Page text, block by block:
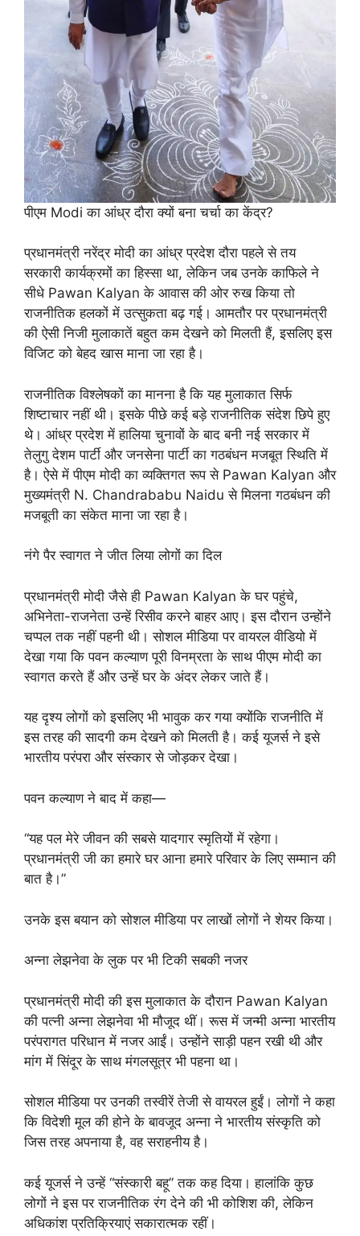
पीएम Modi का आंध्र दौरा क्यों बना चर्चा का केंद्र?
प्रधानमंत्री नरेंद्र मोदी का आंध्र प्रदेश दौरा पहले से तय
सरकारी कार्यक्रमों का हिस्सा था, लेकिन जब उनके काफिले ने
सीधे Pawan Kalyan के आवास की ओर रुख किया तो
राजनीतिक हलकों में उत्सुकता बढ़ गई। आमतौर पर प्रधानमंत्री
की ऐसी निजी मुलाकातें बहुत कम देखने को मिलती हैं, इसलिए इस
विजिट को बेहद खास माना जा रहा है।
राजनीतिक विश्लेषकों का मानना है कि यह मुलाकात सिर्फ
शिष्टाचार नहीं थी। इसके पीछे कई बड़े राजनीतिक संदेश छिपे हुए
थे। आंध्र प्रदेश में हालिया चुनावों के बाद बनी नई सरकार में
तेलुगु देशम पार्टी और जनसेना पार्टी का गठबंधन मजबूत स्थिति में
है। ऐसे में पीएम मोदी का व्यक्तिगत रूप से Pawan Kalyan और
मुख्यमंत्री N. Chandrababu Naidu से मिलना गठबंधन की
मजबूती का संकेत माना जा रहा है।
नंगे पैर स्वागत ने जीत लिया लोगों का दिल
प्रधानमंत्री मोदी जैसे ही Pawan Kalyan के घर पहुंचे,
अभिनेता-राजनेता उन्हें रिसीव करने बाहर आए। इस दौरान उन्होंने
चप्पल तक नहीं पहनी थी। सोशल मीडिया पर वायरल वीडियो में
देखा गया कि पवन कल्याण पूरी विनम्रता के साथ पीएम मोदी का
स्वागत करते हैं और उन्हें घर के अंदर लेकर जाते हैं।
यह दृश्य लोगों को इसलिए भी भावुक कर गया क्योंकि राजनीति में
इस तरह की सादगी कम देखने को मिलती है। कई यूजर्स ने इसे
भारतीय परंपरा और संस्कार से जोड़कर देखा।
पवन कल्याण ने बाद में कहा—
“यह पल मेरे जीवन की सबसे यादगार स्मृतियों में रहेगा।
प्रधानमंत्री जी का हमारे घर आना हमारे परिवार के लिए सम्मान की
बात है।”
उनके इस बयान को सोशल मीडिया पर लाखों लोगों ने शेयर किया।
अन्ना लेझनेवा के लुक पर भी टिकी सबकी नजर
प्रधानमंत्री मोदी की इस मुलाकात के दौरान Pawan Kalyan
की पत्नी अन्ना लेझनेवा भी मौजूद थीं। रूस में जन्मी अन्ना भारतीय
परंपरागत परिधान में नजर आईं। उन्होंने साड़ी पहन रखी थी और
मांग में सिंदूर के साथ मंगलसूत्र भी पहना था।
सोशल मीडिया पर उनकी तस्वीरें तेजी से वायरल हुईं। लोगों ने कहा
कि विदेशी मूल की होने के बावजूद अन्ना ने भारतीय संस्कृति को
जिस तरह अपनाया है, वह सराहनीय है।
कई यूजर्स ने उन्हें “संस्कारी बहू” तक कह दिया। हालांकि कुछ
लोगों ने इस पर राजनीतिक रंग देने की भी कोशिश की, लेकिन
अधिकांश प्रतिक्रियाएं सकारात्मक रहीं।